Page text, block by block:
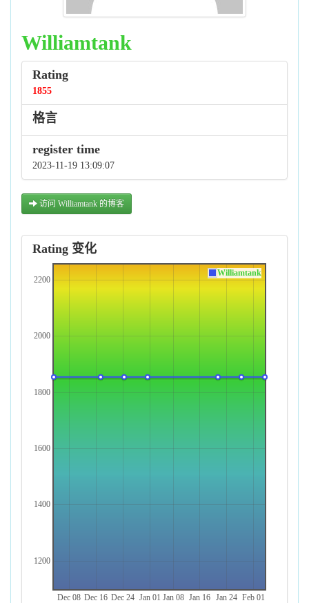
Williamtank
Rating
1855
格言
register time
2023-11-19 13:09:07
访问 Williamtank 的博客
Rating 变化
Dec 08 Dec 16 Dec 24 Jan 01 Jan 08 Jan 16 Jan 24 Feb 01
1200
1400
1600
1800
2000
2200
Williamtank